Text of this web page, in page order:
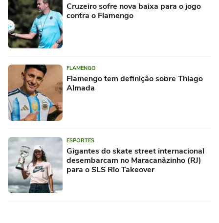
Cruzeiro sofre nova baixa para o jogo
contra o Flamengo
FLAMENGO
Flamengo tem definição sobre Thiago
Almada
ESPORTES
Gigantes do skate street internacional
desembarcam no Maracanãzinho (RJ)
para o SLS Rio Takeover